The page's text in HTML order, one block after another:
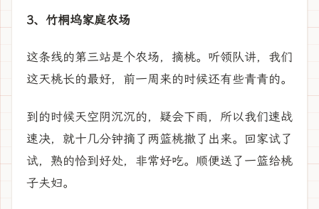
3、竹桐坞家庭农场
这条线的第三站是个农场，摘桃。听领队讲，我们
这天桃长的最好，前一周来的时候还有些青青的。
到的时候天空阴沉沉的，疑会下雨，所以我们速战
速决，就十几分钟摘了两篮桃撤了出来。回家试了
试，熟的恰到好处，非常好吃。顺便送了一篮给桃
子夫妇。